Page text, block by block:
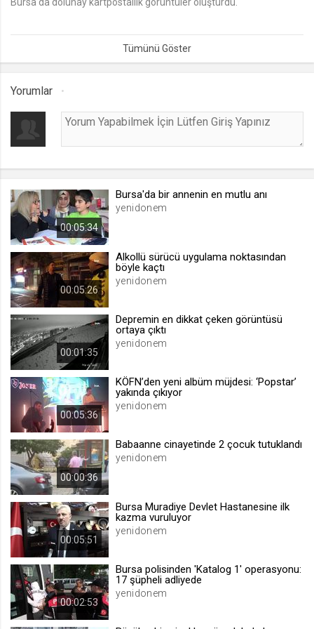
webtvs
Oturum doğrulama verisi
1 ay
.web.tv
Site içeriği önerme
voteLike*
İsimsiz ziyaretçi için site içeriği
beğenme
voteDislike*
.web.tv
beğenmeme
1 ay
Yorumlar
00:05:34
Bursa'da bir annenin en mutlu anı
yenidonem
00:05:26
Alkollü sürücü uygulama noktasından
böyle kaçtı
yenidonem
00:01:35
Depremin en dikkat çeken görüntüsü
ortaya çıktı
yenidonem
00:05:36
KÖFN’den yeni albüm müjdesi: ‘Popstar’
yakında çıkıyor
yenidonem
00:00:36
Babaanne cinayetinde 2 çocuk tutuklandı
yenidonem
00:05:51
Bursa Muradiye Devlet Hastanesine ilk
kazma vuruluyor
yenidonem
00:02:53
Bursa polisinden 'Katalog 1' operasyonu:
17 şüpheli adliyede
yenidonem